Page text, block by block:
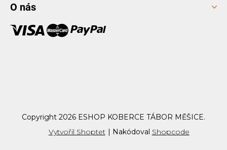
O nás
Vytvořil Shoptet | Nakódoval Shopcode
Copyright 2026 ESHOP KOBERCE TÁBOR MĚŠICE.